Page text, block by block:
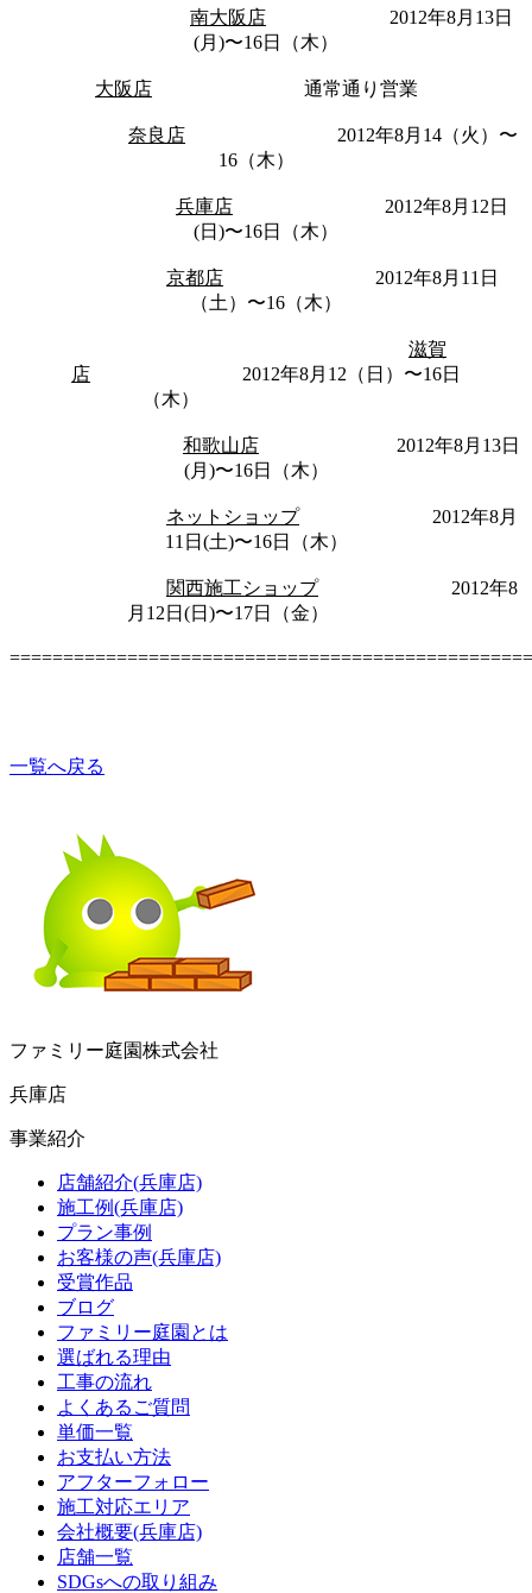
南大阪店 2012年8月13日
(月)〜16日（木）
大阪店 通常通り営業
奈良店 2012年8月14（火）〜
16（木）
兵庫店 2012年8月12日
(日)〜16日（木）
京都店 2012年8月11日
（土）〜16（木）
滋賀
店 2012年8月12（日）〜16日
（木）
和歌山店 2012年8月13日
(月)〜16日（木）
ネットショップ2012年8月
11日(土)〜16日（木）
関西施工ショップ2012年8
月12日(日)〜17日（金）
一覧へ戻る
ファミリー庭園株式会社
兵庫店
事業紹介
店舗紹介(兵庫店)
施工例(兵庫店)
プラン事例
お客様の声(兵庫店)
受賞作品
ブログ
ファミリー庭園とは
選ばれる理由
工事の流れ
よくあるご質問
単価一覧
お支払い方法
アフターフォロー
施工対応エリア
会社概要(兵庫店)
店舗一覧
SDGsへの取り組み